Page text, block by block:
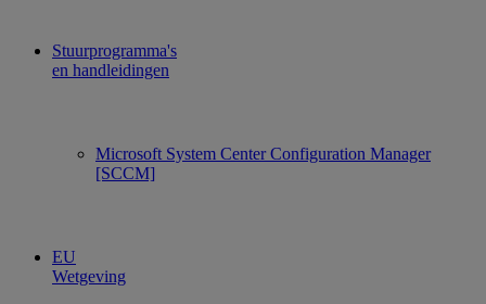
Stuurprogramma's
en handleidingen
Microsoft System Center Configuration Manager
[SCCM]
EU
Wetgeving